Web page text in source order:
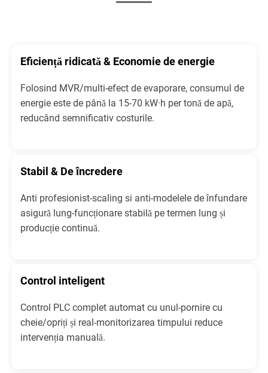
Eficiență ridicată & Economie de energie
Folosind MVR/multi-efect de evaporare, consumul de
energie este de până la 15-70 kW·h per tonă de apă,
reducând semnificativ costurile.
Stabil & De încredere
Anti profesionist-scaling si anti-modelele de înfundare
asigură lung-funcționare stabilă pe termen lung și
producție continuă.
Control inteligent
Control PLC complet automat cu unul-pornire cu
cheie/opriți și real-monitorizarea timpului reduce
intervenția manuală.